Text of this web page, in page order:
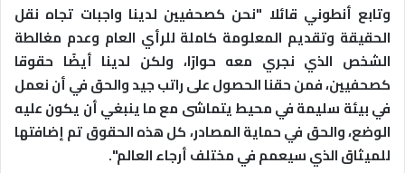
وتابع أنطوني قائلا "نحن كصحفيين لدينا واجبات تجاه نقل
الحقيقة وتقديم المعلومة كاملة للرأي العام وعدم مغالطة
الشخص الذي نجري معه حوارًا، ولكن لدينا أيضًا حقوقا
كصحفيين، فمن حقنا الحصول على راتب جيد والحق في أن نعمل
في بيئة سليمة في محيط يتماشى مع ما ينبغي أن يكون عليه
الوضع، والحق في حماية المصادر، كل هذه الحقوق تم إضافتها
للميثاق الذي سيعمم في مختلف أرجاء العالم".